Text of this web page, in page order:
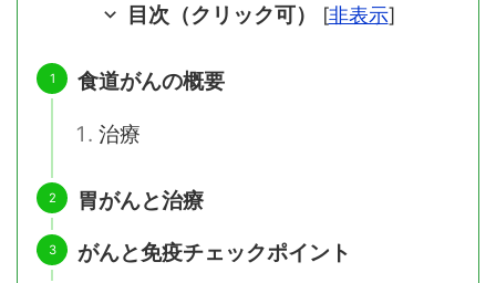
目次（クリック可） [非表示]
食道がんの概要
治療
胃がんと治療
がんと免疫チェックポイント